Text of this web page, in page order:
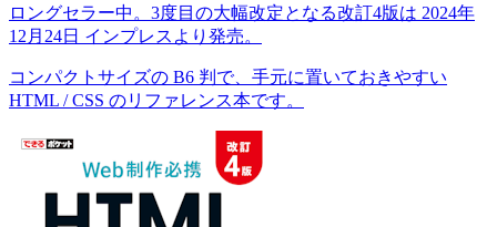
ロングセラー中。3度目の大幅改定となる改訂4版は 2024年
12月24日 インプレスより発売。
コンパクトサイズの B6 判で、手元に置いておきやすい
HTML / CSS のリファレンス本です。